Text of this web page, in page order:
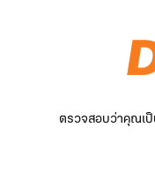
ตรวจสอบว่าคุณเป็